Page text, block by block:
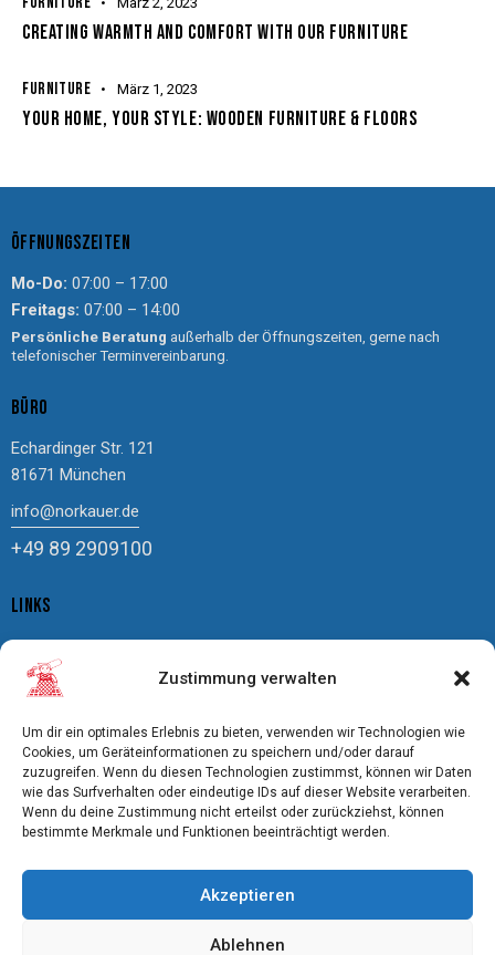
Zustimmung verwalten
Um dir ein optimales Erlebnis zu bieten, verwenden wir Technologien wie
Cookies, um Geräteinformationen zu speichern und/oder darauf
zuzugreifen. Wenn du diesen Technologien zustimmst, können wir Daten
wie das Surfverhalten oder eindeutige IDs auf dieser Website verarbeiten.
Wenn du deine Zustimmung nicht erteilst oder zurückziehst, können
bestimmte Merkmale und Funktionen beeinträchtigt werden.
Akzeptieren
Ablehnen
CREATING WARMTH AND COMFORT WITH OUR FURNITURE
FURNITURE März 1, 2023
YOUR HOME, YOUR STYLE: WOODEN FURNITURE & FLOORS
ÖFFNUNGSZEITEN
Mo-Do: 07:00 – 17:00
Freitags: 07:00 – 14:00
Persönliche Beratung außerhalb der Öffnungszeiten, gerne nach
telefonischer Terminvereinbarung.
BÜRO
Echardinger Str. 121
81671 München
info@norkauer.de
+49 89 2909100
LINKS
Impressum
Datenschutz
AGBs
Bildnachweis
Freistellung
DAS SPEZIALHAUS FÜR BODENBELÄGE